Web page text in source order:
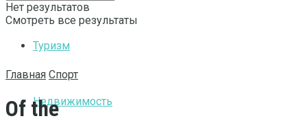
Туризм
Недвижимость
Нет результатов
Смотреть все результаты
Главная Спорт
Of the